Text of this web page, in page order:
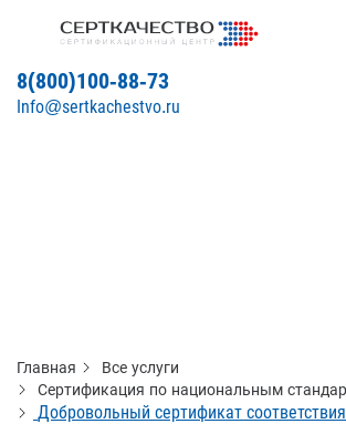
8(800)100-88-73
Info@sertkachestvo.ru
Главная
Все услуги
Сертификация по национальным
Добровольный сертификат соответствия